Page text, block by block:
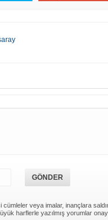
veya imalar, inançlara
harflerle yazılmış yorumlar